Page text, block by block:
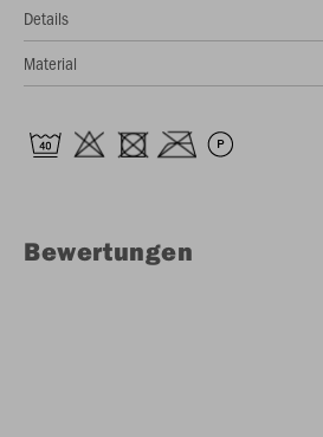
Details
Material
Bewertungen